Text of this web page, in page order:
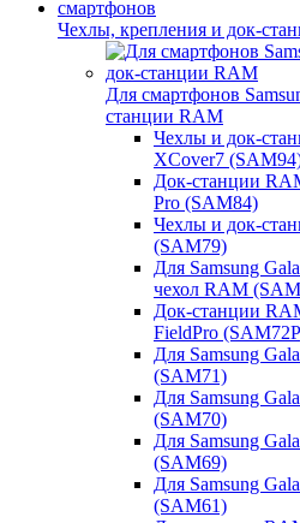
Чехлы, крепления и док-
Для смартфонов
станции RAM
Чехлы и док-
XCover7
Док-станции
Pro (SAM84)
Чехлы и док-
(SAM79)
Для Samsung
чехол RAM
Док-станции
FieldPro
Для Samsung
(SAM71)
Для Samsung
(SAM70)
Для Samsung
(SAM69)
Для Samsung
(SAM61)